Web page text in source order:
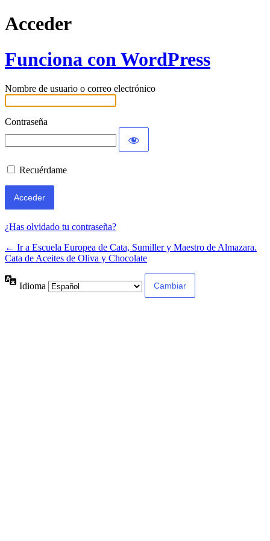
Acceder
Funciona con WordPress
Nombre de usuario o correo electrónico
Contraseña
Recuérdame
¿Has olvidado tu contraseña?
← Ir a Escuela Europea de Cata, Sumiller y Maestro de Almazara.
Cata de Aceites de Oliva y Chocolate
Idioma